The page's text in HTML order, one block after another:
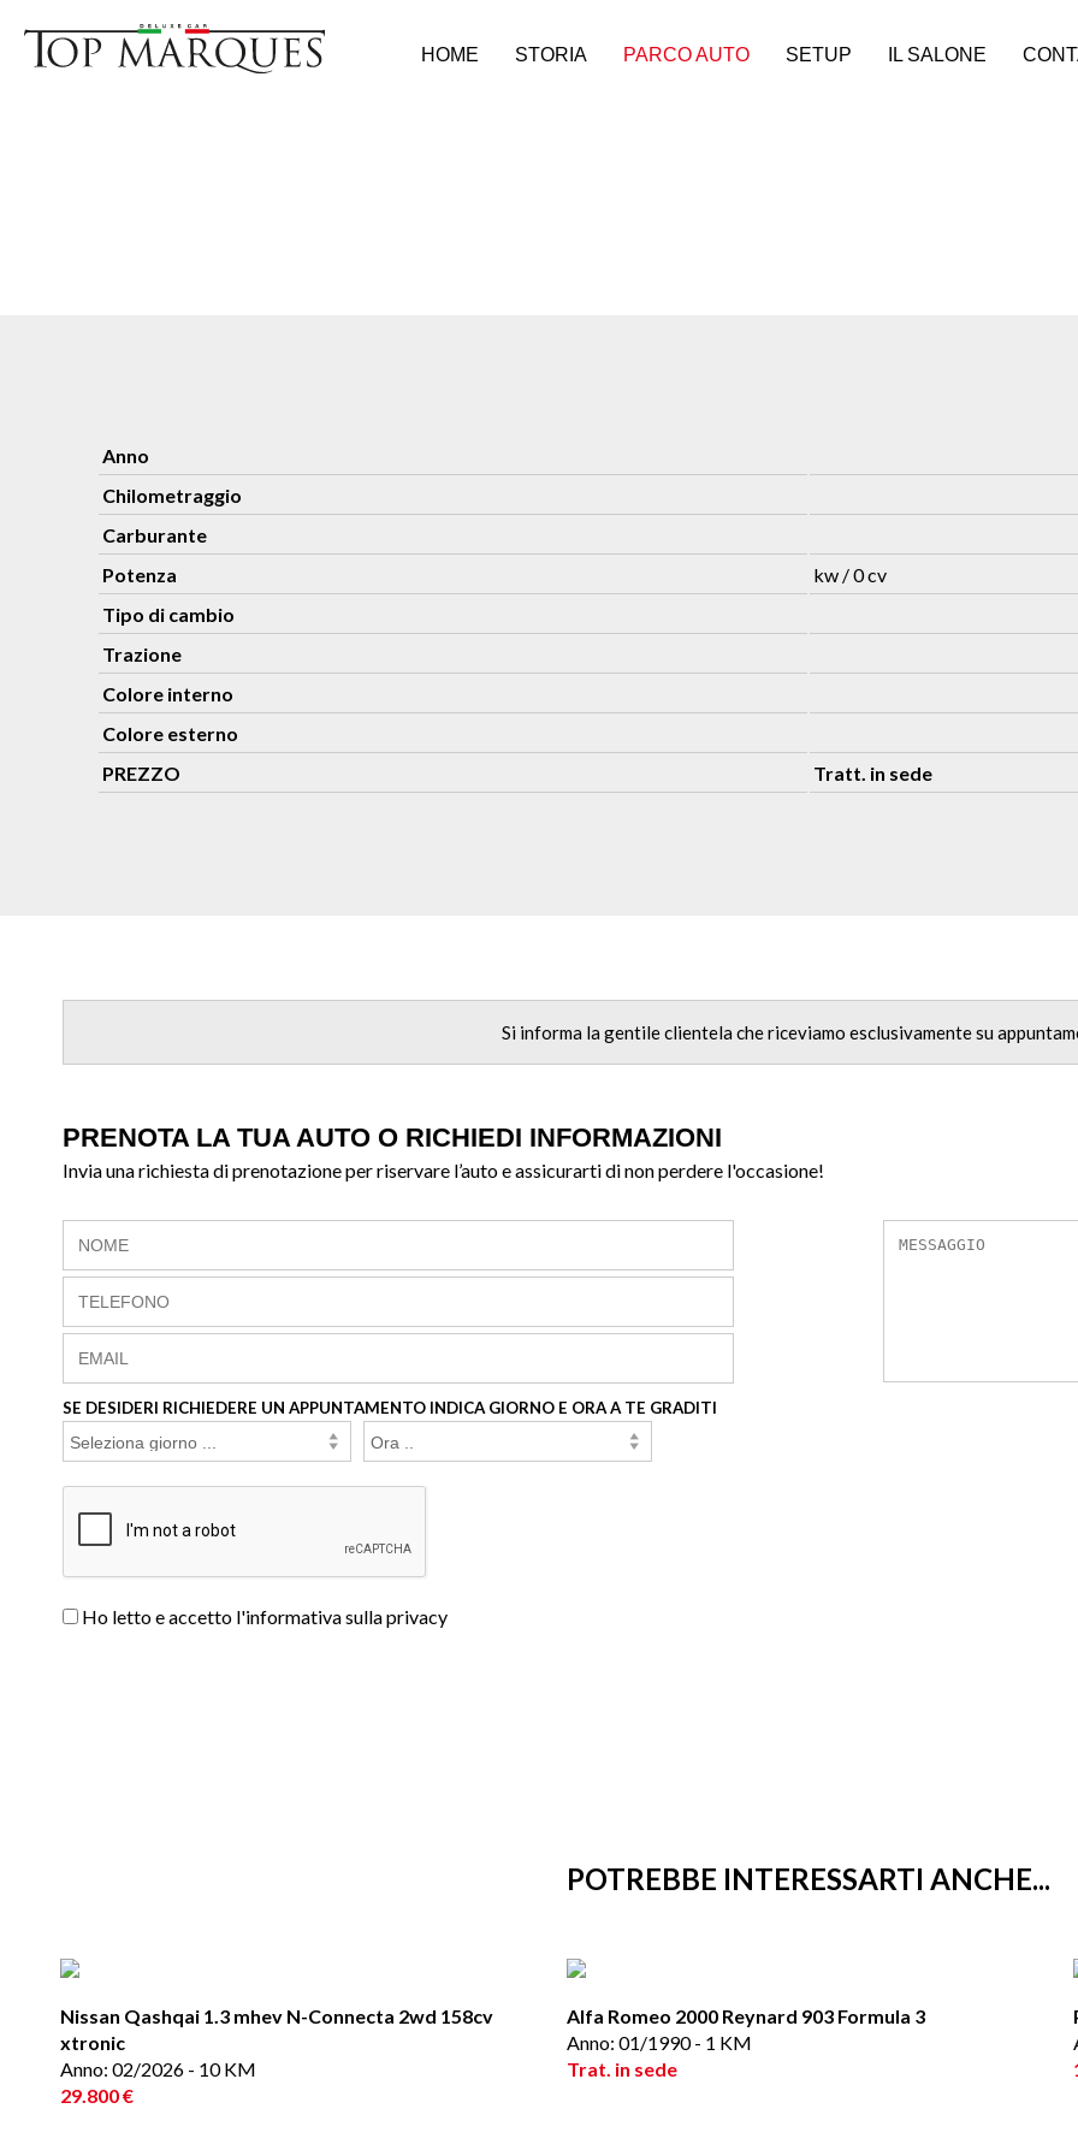
HOME STORIA PARCO AUTO SETUP IL SALONE
Anno
Chilometraggio
Carburante
Potenza
kw / 0 cv
Tipo di cambio
Trazione
Colore interno
Colore esterno
PREZZO
Tratt. in sede
Si informa la gentile clientela che riceviamo esclusivamente su
PRENOTA LA TUA AUTO O RICHIEDI INFORMAZIONI
Invia una richiesta di prenotazione per riservare l’auto e assicurarti di non perdere l'occasione!
SE DESIDERI RICHIEDERE UN APPUNTAMENTO INDICA GIORNO E ORA A TE GRADITI
Ho letto e accetto l'informativa sulla privacy
POTREBBE INTERESSARTI ANCHE...
Nissan Qashqai 1.3 mhev N-Connecta 2wd 158cv
xtronic
Anno: 02/2026 - 10 KM
29.800 €
Alfa Romeo 2000 Reynard 903 Formula 3
Anno: 01/1990 - 1 KM
Trat. in sede